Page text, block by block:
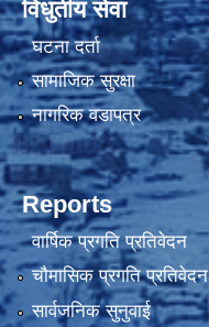
विधुतीय सेवा
घटना दर्ता
सामाजिक सुरक्षा
नागरिक वडापत्र
Reports
वार्षिक प्रगति प्रतिवेदन
चौमासिक प्रगति प्रतिवेदन
सार्वजनिक सुनुवाई